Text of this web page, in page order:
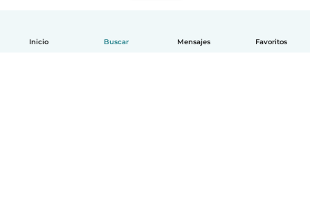
Inicio Buscar Mensajes Favoritos